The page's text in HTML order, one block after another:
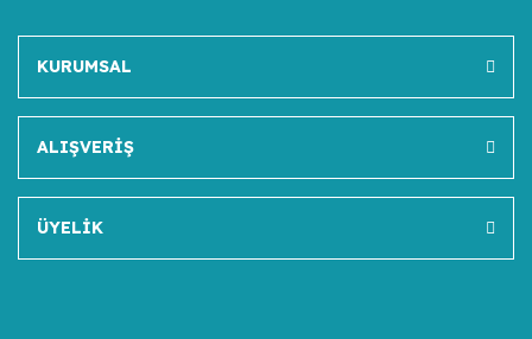
KURUMSAL
ALIŞVERİŞ
ÜYELİK